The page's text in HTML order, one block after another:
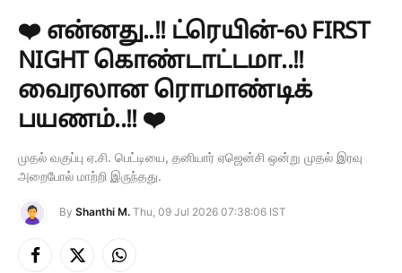
❤️ என்னது..!! ட்ரெயின்-ல FIRST
NIGHT கொண்டாட்டமா..!!
வைரலான ரொமாண்டிக்
பயணம்..!! ❤️
முதல் வகுப்பு ஏ.சி. பெட்டியை, தனியார் ஏஜென்சி ஒன்று முதல் இரவு
அறைபோல் மாற்றி இருந்தது.
By Shanthi M. Thu, 09 Jul 2026 07:38:06 IST
Facebook
X
Instagram